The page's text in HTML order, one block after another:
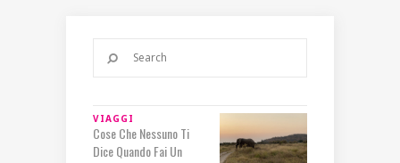
VIAGGI
Cose Che Nessuno Ti
Dice Quando Fai Un